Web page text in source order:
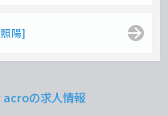
陽]
の求人情報